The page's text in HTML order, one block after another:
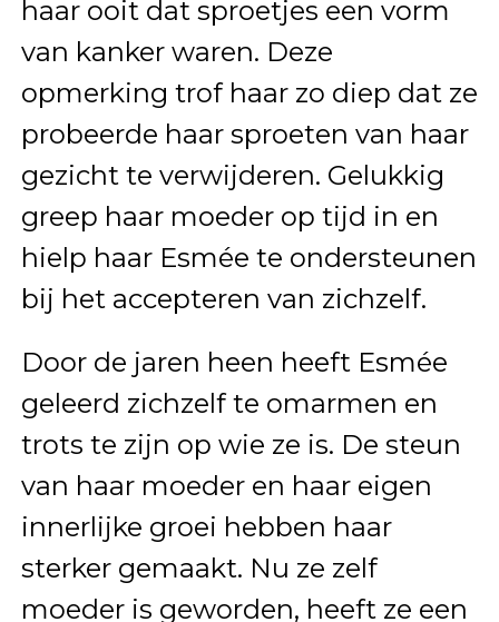
haar ooit dat sproetjes een vorm
van kanker waren. Deze
opmerking trof haar zo diep dat ze
probeerde haar sproeten van haar
gezicht te verwijderen. Gelukkig
greep haar moeder op tijd in en
hielp haar Esmée te ondersteunen
bij het accepteren van zichzelf.
Door de jaren heen heeft Esmée
geleerd zichzelf te omarmen en
trots te zijn op wie ze is. De steun
van haar moeder en haar eigen
innerlijke groei hebben haar
sterker gemaakt. Nu ze zelf
moeder is geworden, heeft ze een